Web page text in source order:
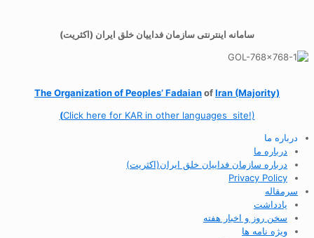
سامانه اینترنتی سازمان فداییان خلق ایران (اکثریت)
The Organization ofPeoples’ FadaianofIran (Majority)
(Click here for KAR in other languages site!)
درباره ما
درباره ما
درباره سازمان فداییان خلق ایران(اکثریت)
Privacy Policy
سرمقاله
یادداشت
سخن روز و اخبار هفته
ویژه نامه ها